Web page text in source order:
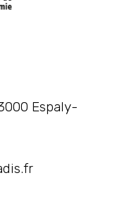
Espaly-